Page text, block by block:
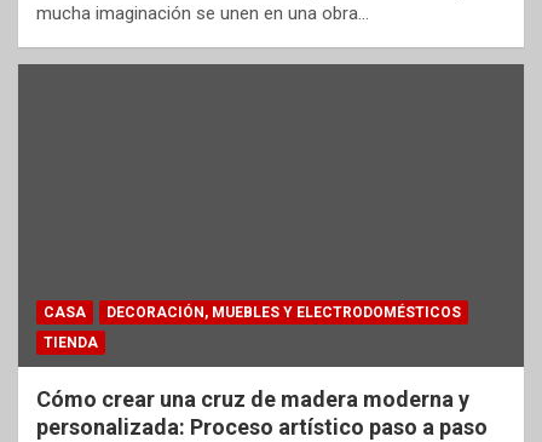
mucha imaginación se unen en una obra…
CASA
DECORACIÓN, MUEBLES Y ELECTRODOMÉSTICOS
TIENDA
Cómo crear una cruz de madera moderna y
personalizada: Proceso artístico paso a paso